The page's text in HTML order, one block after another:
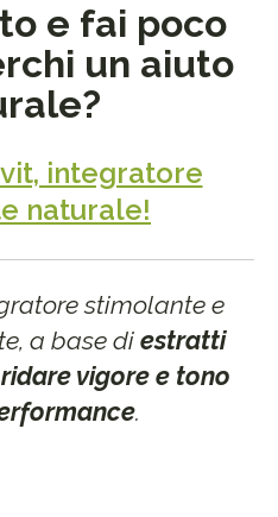
e fai poco
un aiuto
integratore
naturale!
stimolante e
a base di estratti
vigore e tono
.